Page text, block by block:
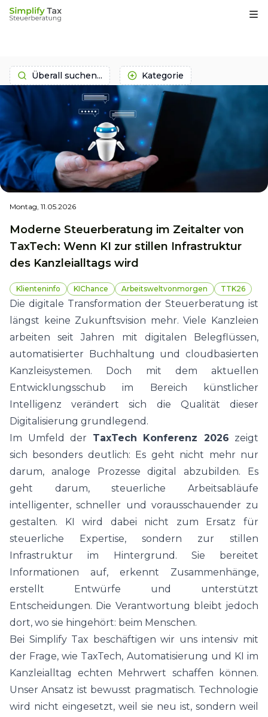
Überall suchen... Kategorie
Montag, 11.05.2026
Moderne Steuerberatung im Zeitalter von
TaxTech: Wenn KI zur stillen Infrastruktur
des Kanzleialltags wird
Klienteninfo KIChance Arbeitsweltvonmorgen TTK26
Die digitale Transformation der Steuerberatung ist
längst keine Zukunftsvision mehr. Viele Kanzleien
arbeiten seit Jahren mit digitalen Belegflüssen,
automatisierter Buchhaltung und cloudbasierten
Kanzleisystemen. Doch mit dem aktuellen
Entwicklungsschub im Bereich künstlicher
Intelligenz verändert sich die Qualität dieser
Digitalisierung grundlegend.
Im Umfeld der TaxTech Konferenz 2026 zeigt
sich besonders deutlich: Es geht nicht mehr nur
darum, analoge Prozesse digital abzubilden. Es
geht darum, steuerliche Arbeitsabläufe
intelligenter, schneller und vorausschauender zu
gestalten. KI wird dabei nicht zum Ersatz für
steuerliche Expertise, sondern zur stillen
Infrastruktur im Hintergrund. Sie bereitet
Informationen auf, erkennt Zusammenhänge,
erstellt Entwürfe und unterstützt
Entscheidungen. Die Verantwortung bleibt jedoch
dort, wo sie hingehört: beim Menschen.
Bei Simplify Tax beschäftigen wir uns intensiv mit
der Frage, wie TaxTech, Automatisierung und KI im
Kanzleialltag echten Mehrwert schaffen können.
Unser Ansatz ist bewusst pragmatisch. Technologie
wird nicht eingesetzt, weil sie neu ist, sondern weil